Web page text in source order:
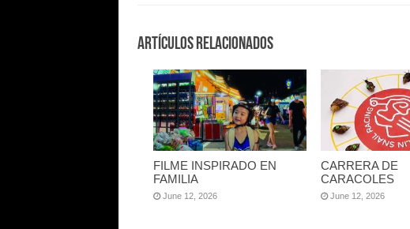
Artículos Relacionados
FILME INSPIRADO EN
FAMILIA
June 12, 2026
CARRERA DE
CARACOLES
June 12, 2026